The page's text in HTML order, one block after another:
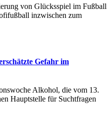
von Glücksspiel im Fußball
inzwischen zum
Gefahr im
Alkohol, die vom 13.
Hauptstelle für Suchtfragen